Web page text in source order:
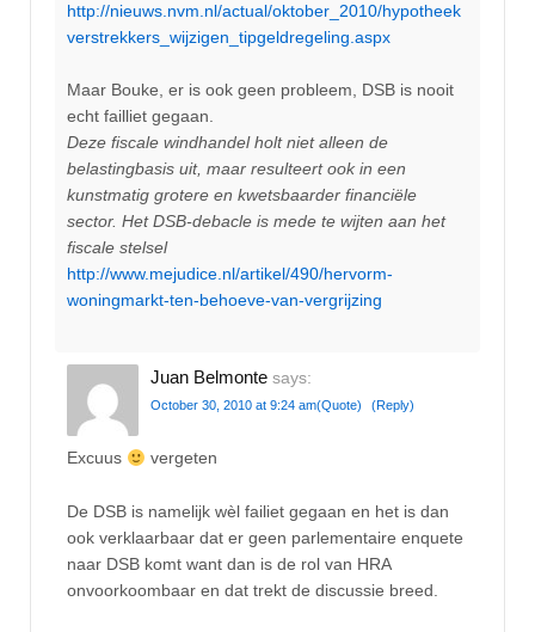
http://nieuws.nvm.nl/actual/oktober_2010/hypotheek
verstrekkers_wijzigen_tipgeldregeling.aspx
Maar Bouke, er is ook geen probleem, DSB is nooit
echt failliet gegaan.
Deze fiscale windhandel holt niet alleen de
belastingbasis uit, maar resulteert ook in een
kunstmatig grotere en kwetsbaarder financiële
sector. Het DSB-debacle is mede te wijten aan het
fiscale stelsel
http://www.mejudice.nl/artikel/490/hervorm-
woningmarkt-ten-behoeve-van-vergrijzing
Juan Belmonte says:
October 30, 2010 at 9:24 am(Quote) (Reply)
Excuus vergeten
De DSB is namelijk wèl failiet gegaan en het is dan
ook verklaarbaar dat er geen parlementaire enquete
naar DSB komt want dan is de rol van HRA
onvoorkoombaar en dat trekt de discussie breed.